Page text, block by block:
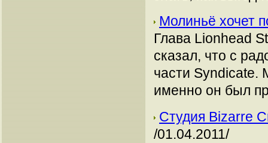
Молиньё хочет
Глава Lionhead
сказал, что с
части Syndicate.
именно он был
Студия Bizarre
/01.04.2011/